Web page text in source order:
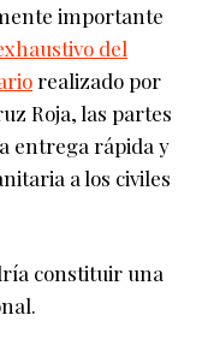
importante
del
realizado por
Roja, las partes
entrega rápida y
a los civiles
constituir una